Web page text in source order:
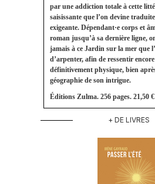
par une addiction totale à cette
saisissante que l’on devine
exigeante. Dépendant·e corps et
roman jusqu’à sa dernière ligne,
jamais à ce Jardin sur la mer que
d’arpenter, afin de ressentir
définitivement physique, bien
géographie de son intrigue.
Éditions Zulma. 256 pages. 21,50 €
+ DE LIVRES